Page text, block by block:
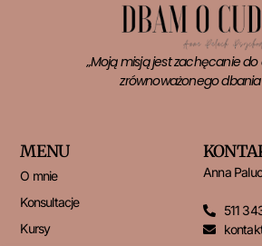
„Moją misją jest zachęcanie
zrównoważonego dbania
MENU
O mnie
Konsultacje
Kursy
Anna
511